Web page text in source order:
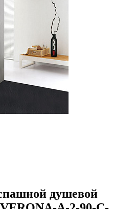
душевой